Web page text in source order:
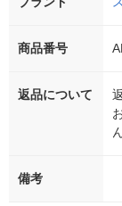
商品番号
返品について
備考